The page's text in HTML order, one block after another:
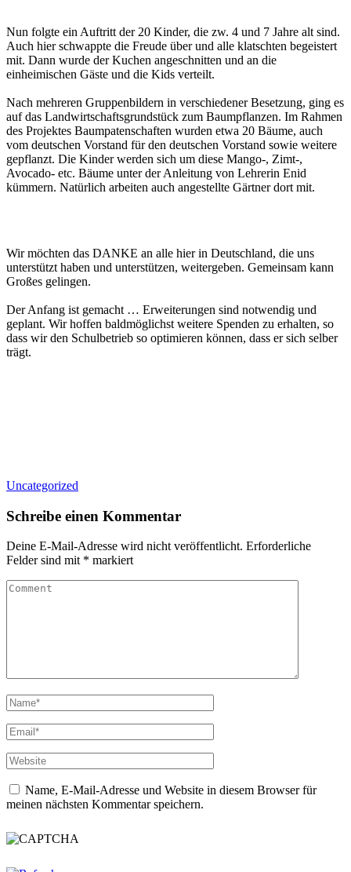
Nun folgte ein Auftritt der 20 Kinder, die zw. 4 und 7 Jahre alt sind.
Auch hier schwappte die Freude über und alle klatschten begeistert
mit. Dann wurde der Kuchen angeschnitten und an die
einheimischen Gäste und die Kids verteilt.
Nach mehreren Gruppenbildern in verschiedener Besetzung, ging es
auf das Landwirtschaftsgrundstück zum Baumpflanzen. Im Rahmen
des Projektes Baumpatenschaften wurden etwa 20 Bäume, auch
vom deutschen Vorstand für den deutschen Vorstand sowie weitere
gepflanzt. Die Kinder werden sich um diese Mango-, Zimt-,
Avocado- etc. Bäume unter der Anleitung von Lehrerin Enid
kümmern. Natürlich arbeiten auch angestellte Gärtner dort mit.
Wir möchten das DANKE an alle hier in Deutschland, die uns
unterstützt haben und unterstützen, weitergeben. Gemeinsam kann
Großes gelingen.
Der Anfang ist gemacht … Erweiterungen sind notwendig und
geplant. Wir hoffen baldmöglichst weitere Spenden zu erhalten, so
dass wir den Schulbetrieb so optimieren können, dass er sich selber
trägt.
Uncategorized
Schreibe einen Kommentar
Deine E-Mail-Adresse wird nicht veröffentlicht. Erforderliche
Felder sind mit * markiert
Name, E-Mail-Adresse und Website in diesem Browser für
meinen nächsten Kommentar speichern.